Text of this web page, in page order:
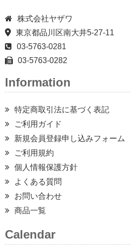
株式会社ヤザワ
東京都品川区南大井5-27-11
03-5763-0281
03-5763-0282
Information
特定商取引法に基づく表記
ご利用ガイド
新規会員登録申し込みフォーム
ご利用規約
個人情報保護方針
よくある質問
お問い合わせ
商品一覧
Calendar